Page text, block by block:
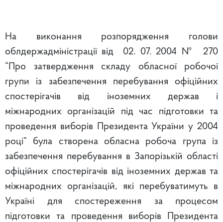
На виконання розпорядження голови
облдержадміністрації від 02. 07. 2004 № 270
“Про затвердження складу обласної робочої
групи із забезпечення перебування офіційних
спостерігачів від іноземних держав і
міжнародних організацій під час підготовки та
проведення виборів Президента України у 2004
році” була створена обласна робоча група із
забезпечення перебування в Запорізькій області
офіційних спостерігачів від іноземних держав та
міжнародних організацій, які перебуватимуть в
Україні для спостереження за процесом
підготовки та проведення виборів Президента